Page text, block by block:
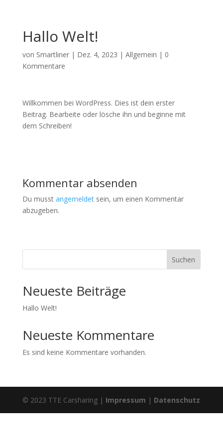
Hallo Welt!
von Smartliner| Dez. 4, 2023 | Allgemein | 0
Kommentare
Willkommen bei WordPress. Dies ist dein erster
Beitrag. Bearbeite oder lösche ihn und beginne mit
dem Schreiben!
Kommentar absenden
Du musst angemeldetsein, um einen Kommentar
abzugeben.
Suchen
Neueste Beiträge
Hallo Welt!
Neueste Kommentare
Es sind keine Kommentare vorhanden.
© 2023 TTE Carsharing | Impressum | Datenschutz